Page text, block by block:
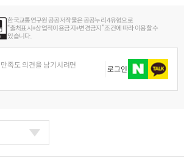
한국교통연구원 공공저작물은 공공누리 4유형으로
“출처표시+상업적이용금지+변경금지” 조건에 따라 이용할 수
있습니다.
족도 의견을 남기시려면
로그인